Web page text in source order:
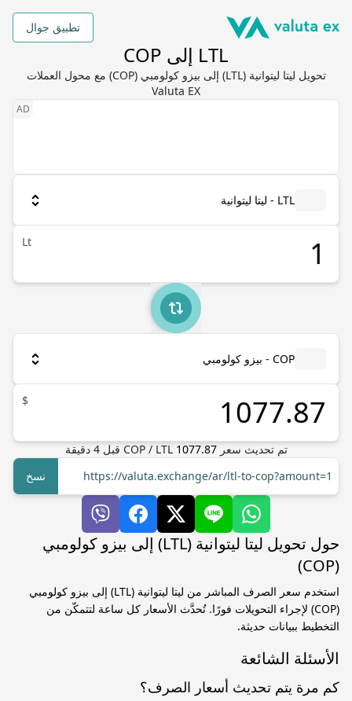
تطبيق جوال
LTL إلى COP
تحويل ليتا ليتوانية (LTL) إلى بيزو كولومبي (COP) مع محول العملات
Valuta EX
LTL - ليتا ليتوانية
Lt
COP - بيزو كولومبي
$
تم تحديث سعر COP/ LTL 1077.87 قبل4 دقيقة
https://valuta.exchange/ar/ltl-to-cop?amount=1
نسخ
حول تحويل ليتا ليتوانية (LTL) إلى بيزو كولومبي
(COP)
استخدم سعر الصرف المباشر من ليتا ليتوانية (LTL) إلى بيزو كولومبي
(COP) لإجراء التحويلات فورًا. تُحدَّث الأسعار كل ساعة لتتمكّن من
التخطيط ببيانات حديثة.
الأسئلة الشائعة
كم مرة يتم تحديث أسعار الصرف؟